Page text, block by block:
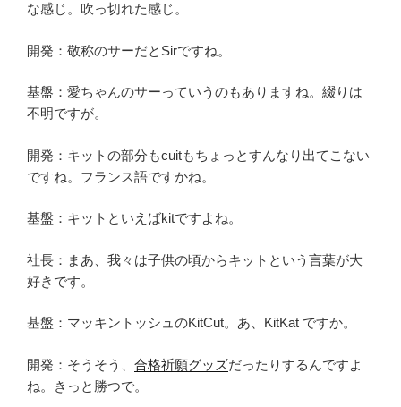
な感じ。吹っ切れた感じ。
開発：敬称のサーだとSirですね。
基盤：愛ちゃんのサーっていうのもありますね。綴りは
不明ですが。
開発：キットの部分もcuitもちょっとすんなり出てこない
ですね。フランス語ですかね。
基盤：キットといえばkitですよね。
社長：まあ、我々は子供の頃からキットという言葉が大
好きです。
基盤：マッキントッシュのKitCut。あ、KitKat ですか。
開発：そうそう、 合格祈願グッズだったりするんですよ
ね。きっと勝つで。